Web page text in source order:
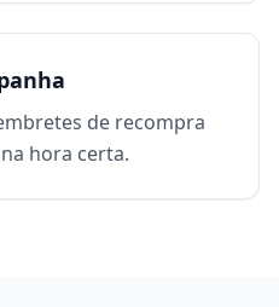
de recompra
hora certa.